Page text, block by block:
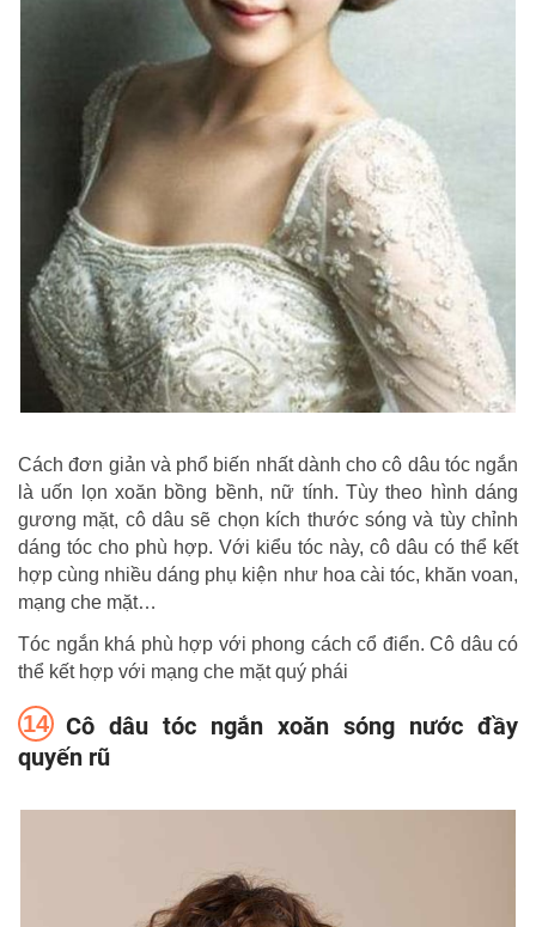
Cách đơn giản và phổ biến nhất dành cho cô dâu tóc ngắn
là uốn lọn xoăn bồng bềnh, nữ tính. Tùy theo hình dáng
gương mặt, cô dâu sẽ chọn kích thước sóng và tùy chỉnh
dáng tóc cho phù hợp. Với kiểu tóc này, cô dâu có thể kết
hợp cùng nhiều dáng phụ kiện như hoa cài tóc, khăn voan,
mạng che mặt…
Tóc ngắn khá phù hợp với phong cách cổ điển. Cô dâu có
thể kết hợp với mạng che mặt quý phái
Cô dâu tóc ngắn xoăn sóng nước đầy
quyến rũ